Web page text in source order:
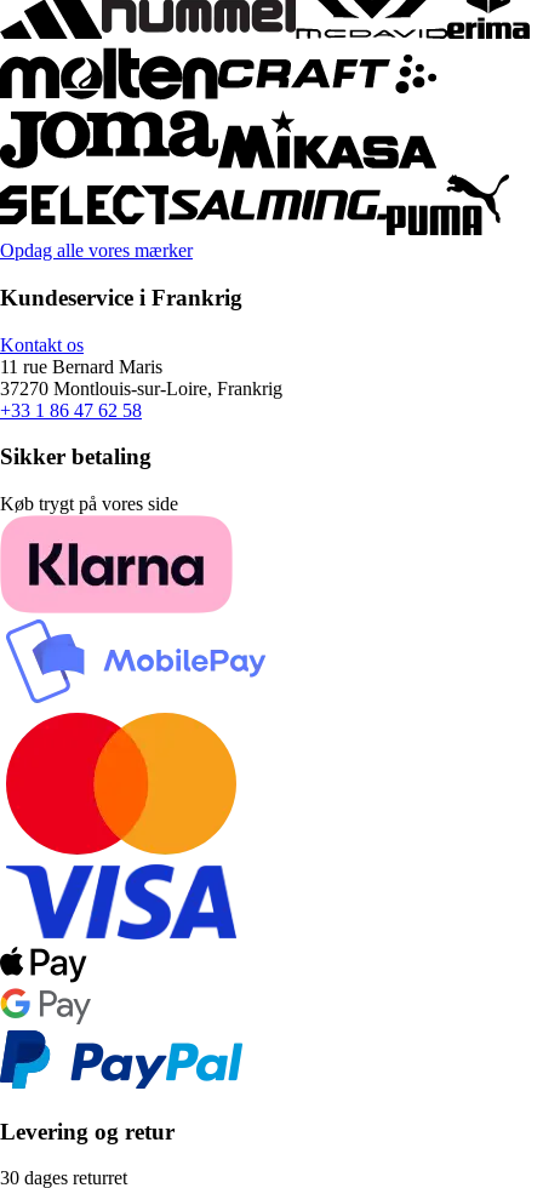
Opdag alle vores mærker
Kundeservice i Frankrig
Kontakt os
11 rue Bernard Maris
37270 Montlouis-sur-Loire, Frankrig
+33 1 86 47 62 58
Sikker betaling
Køb trygt på vores side
Levering og retur
30 dages returret